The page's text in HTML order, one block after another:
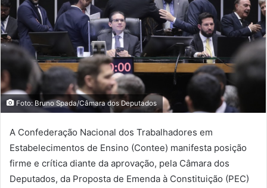
Foto: Bruno Spada/Câmara dos Deputados
A Confederação Nacional dos Trabalhadores em
Estabelecimentos de Ensino (Contee) manifesta posição
firme e crítica diante da aprovação, pela Câmara dos
Deputados, da Proposta de Emenda à Constituição (PEC)